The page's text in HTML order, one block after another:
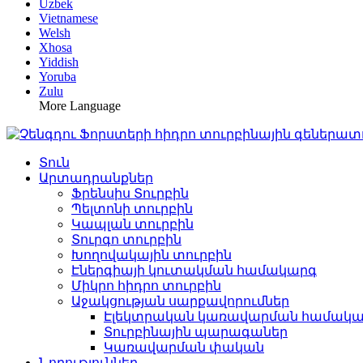
Uzbek
Vietnamese
Welsh
Xhosa
Yiddish
Yoruba
Zulu
More Language
Տուն
Արտադրանքներ
Ֆրենսիս Տուրբին
Պելտոնի տուրբին
Կապլան տուրբին
Տուրգո տուրբին
Խողովակային տուրբին
Էներգիայի կուտակման համակարգ
Միկրո հիդրո տուրբին
Աջակցության սարքավորումներ
Էլեկտրական կառավարման
Տուրբինային պարագաներ
Կառավարման փական